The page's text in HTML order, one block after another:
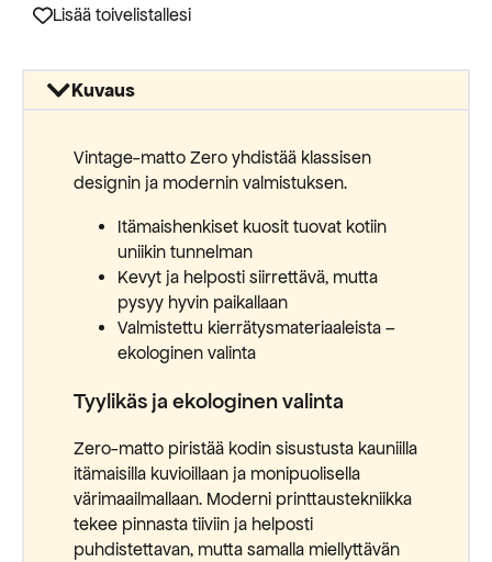
puuvillamatto
määrä
Lisää toivelistallesi
Kuvaus
Vintage-matto Zero yhdistää klassisen
designin ja modernin valmistuksen.
Itämaishenkiset kuosit tuovat kotiin
uniikin tunnelman
Kevyt ja helposti siirrettävä, mutta
pysyy hyvin paikallaan
Valmistettu kierrätysmateriaaleista –
ekologinen valinta
Tyylikäs ja ekologinen valinta
Zero-matto piristää kodin sisustusta kauniilla
itämaisilla kuvioillaan ja monipuolisella
värimaailmallaan. Moderni printtaustekniikka
tekee pinnasta tiiviin ja helposti
puhdistettavan, mutta samalla miellyttävän